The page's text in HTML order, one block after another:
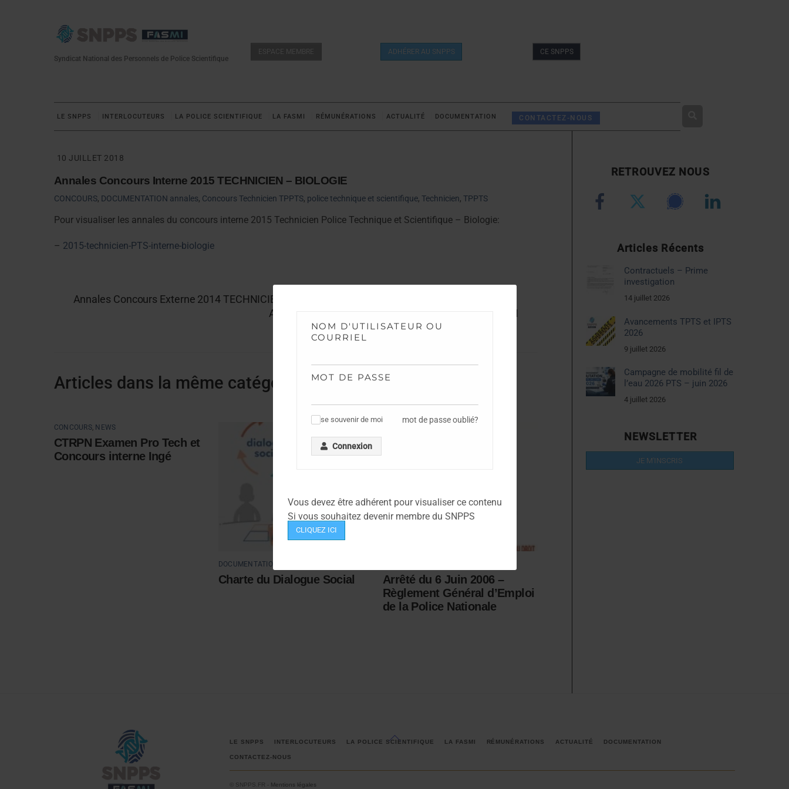
NOM D'UTILISATEUR OU
COURRIEL
MOT DE PASSE
se souvenir de moi mot de passe oublié?
Connexion
Vous devez être adhérent pour visualiser ce contenu
Si vous souhaitez devenir membre du SNPPS
CLIQUEZ ICI
Syndicat National des Personnels de Police Scientifique
LE SNPPS INTERLOCUTEURS LA POLICE SCIENTIFIQUE LA FASMI RÉMUNÉRATIONS ACTUALITÉ DOCUMENTATION CONTACTEZ-NOUS
ESPACE MEMBRE ADHÉRER AU SNPPS CE SNPPS
10 JUILLET 2018
Annales Concours Interne 2015 TECHNICIEN – BIOLOGIE
CONCOURS, DOCUMENTATION annales, Concours Technicien TPPTS, police technique et scientifique, Technicien, TPPTS
Pour visualiser les annales du concours interne 2015 Technicien Police Technique et Scientifique – Biologie:
– 2015-technicien-PTS-interne-biologie
Annales Concours Externe 2014 TECHNICIEN – BIOLOGIE
Annales Concours 2016 ASPTS SGAMI OUEST – QCM
Articles dans la même catégorie
CONCOURS, NEWS
CTRPN Examen Pro Tech et
Concours interne Ingé
DOCUMENTATION
Charte du Dialogue Social
Arrêté du 6 Juin 2006 –
Règlement Général d’Emploi
de la Police Nationale
RETROUVEZ NOUS
Articles Récents
Contractuels – Prime
investigation
14 juillet 2026
Avancements TPTS et IPTS
2026
9 juillet 2026
Campagne de mobilité fil de
l’eau 2026 PTS – juin 2026
4 juillet 2026
NEWSLETTER
JE M'INSCRIS
Back
LE SNPPS INTERLOCUTEURS LA POLICE SCIENTIFIQUE LA FASMI RÉMUNÉRATIONS ACTUALITÉ DOCUMENTATION
CONTACTEZ-NOUS
© SNPPS.FR - Mentions légales